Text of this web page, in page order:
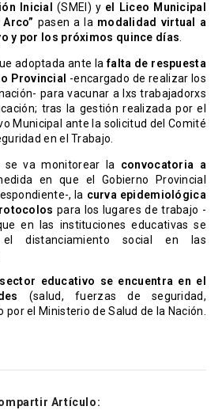
Inicial
(SMEI) y el Liceo Municipal
pasen a la modalidad virtual a
y por los próximos quince días.
adoptada ante lafalta de respuesta
Provincial -encargado de realizar los
para vacunar a lxs trabajadorxs
tras la gestión realizada por el
Municipal ante la solicitud del Comité
en el Trabajo.
se va monitorear la convocatoria a
en que el Gobierno Provincial
, la curva epidemiológica
para los lugares de trabajo -
en las instituciones educativas se
distanciamiento social en las
educativo se encuentra en el
(salud, fuerzas de seguridad,
por el Ministerio de Salud de la Nación.
Artículo: